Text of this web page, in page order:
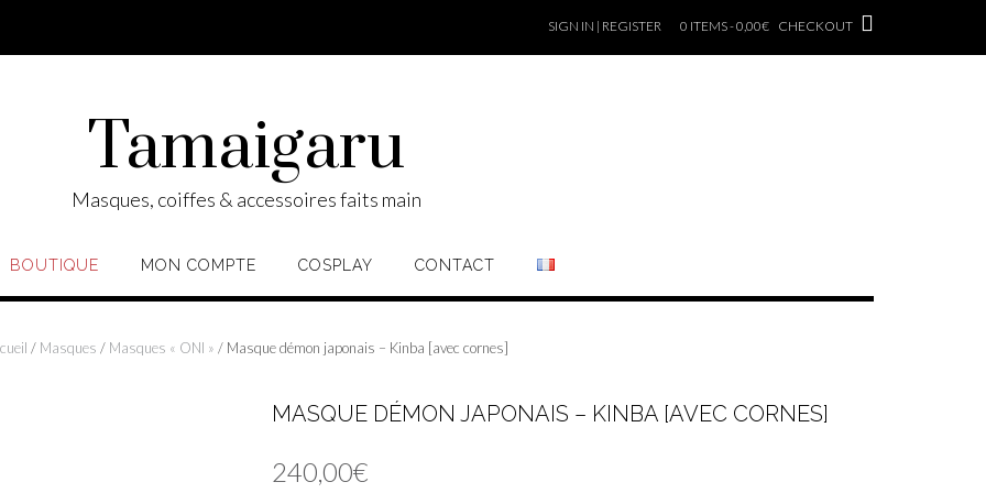
SIGN IN | REGISTER 0 ITEMS - 0,00€ CHECKOUT
Tamaigaru
Masques, coiffes & accessoires faits main
BOUTIQUE MON COMPTE COSPLAY CONTACT
/ Masques / Masques « ONI » / Masque démon japonais – Kinba [avec cornes]
MASQUE DÉMON JAPONAIS – KINBA [AVEC CORNES]
240,00€